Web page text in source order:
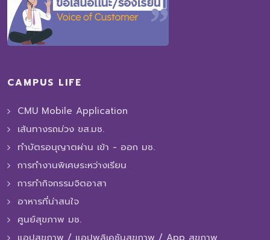
CAMPUS LIFE
CMU Mobile Application
เส้นทางรถม่วง ขส.มช.
ทำบัตรอนุญาตผ่าน เข้า - ออก มช.
การทํางานพิเศษระหว่างเรียน
การทำกิจกรรมจิตอาสา
อาหารที่น่าสนใจ
ศูนย์สุขภาพ มช.